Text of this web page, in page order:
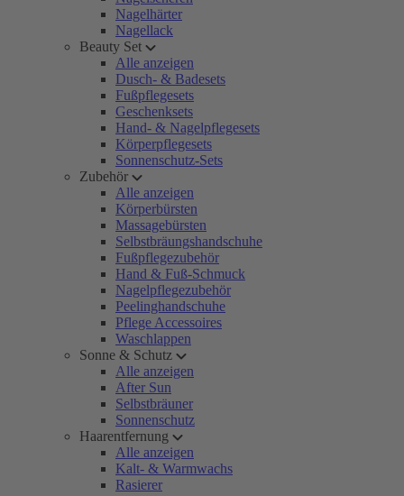
Nagelhärter
Nagellack
Beauty Set
Alle anzeigen
Dusch- & Badesets
Fußpflegesets
Geschenksets
Hand- & Nagelpflegesets
Körperpflegesets
Sonnenschutz-Sets
Zubehör
Alle anzeigen
Körperbürsten
Massagebürsten
Selbstbräungshandschuhe
Fußpflegezubehör
Hand & Fuß-Schmuck
Nagelpflegezubehör
Peelinghandschuhe
Pflege Accessoires
Waschlappen
Sonne & Schutz
Alle anzeigen
After Sun
Selbstbräuner
Sonnenschutz
Haarentfernung
Alle anzeigen
Kalt- & Warmwachs
Rasierer